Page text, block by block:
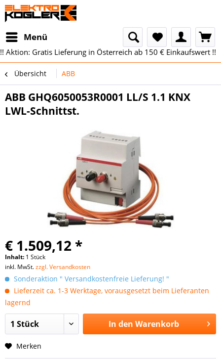
Menü
!! Aktion: Gratis Lieferung in Österreich ab 150 € Einkaufswert !!
Übersicht ABB
ABB GHQ6050053R0001 LL/S 1.1 KNX
LWL-Schnittst.
€ 1.509,12 *
Inhalt: 1 Stück
inkl. MwSt.zzgl. Versandkosten
Sonderaktion " Versandkostenfreie Lieferung! "
Lieferzeit ca. 1-3 Werktage, vorausgesetzt beim Lieferanten
lagernd
In den Warenkorb
Merken